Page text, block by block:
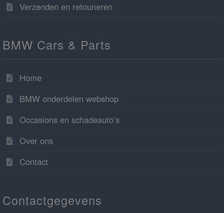
Verzenden en retouneren
BMW Cars & Parts
Home
BMW onderdelen webshop
Occasions en schadeauto’s
Over ons
Contact
Contactgegevens